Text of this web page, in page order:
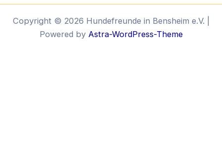
Copyright © 2026 Hundefreunde in Bensheim e.V. |
Powered by Astra-WordPress-Theme